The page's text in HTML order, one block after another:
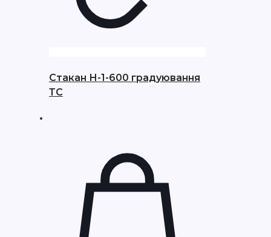
Стакан Н-1-600 градуювання
ТС